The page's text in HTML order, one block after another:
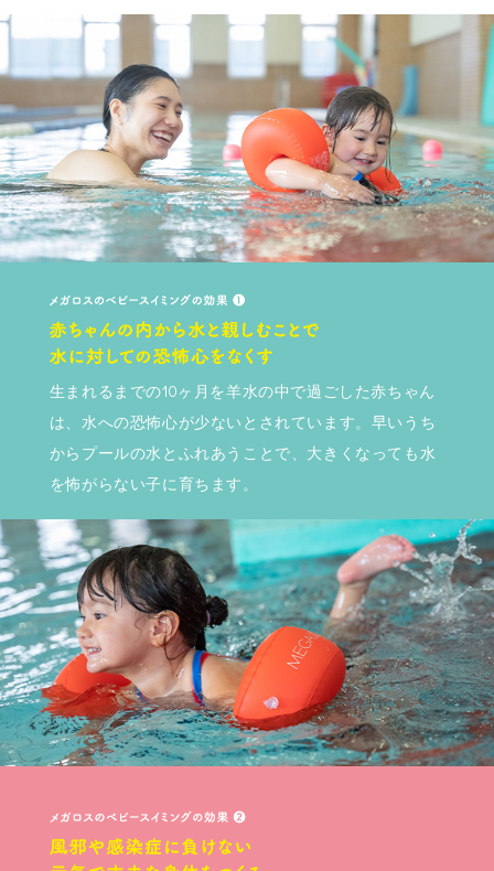
生まれるまでの10ヶ月を羊水の中で過ごした赤ちゃん
は、水への恐怖心が少ないとされています。早いうち
からプールの水とふれあうことで、大きくなっても水
を怖がらない子に育ちます。